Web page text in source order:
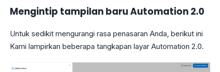
Mengintip tampilan baru Automation 2.0
Untuk sedikit mengurangi rasa penasaran Anda, berikut ini
Kami lampirkan beberapa tangkapan layar Automation 2.0.